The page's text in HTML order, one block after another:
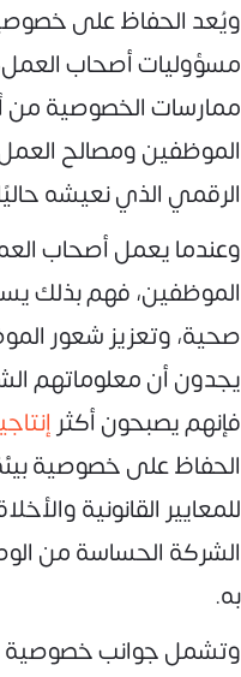
ويُعد الحفاظ على
مسؤوليات أصحاب
ممارسات الخصوصية من
الموظفين ومصالح
الرقمي الذي نعيشه
وعندما يعمل أصحاب
الموظفين، فهم بذلك
صحية، وتعزيز شعور
يجدون أن معلوماتهم
فإنهم يصبحون أكثر
الحفاظ على خصوصية
للمعايير القانونية
الشركة الحساسة من
به.
وتشمل جوانب خصوصية